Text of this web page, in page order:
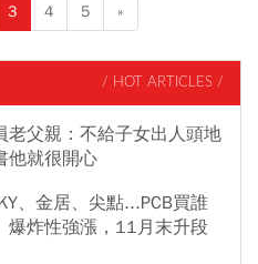
3 4 5 »
/ HOT ARTICLES /
老父親：不給子女出人頭地
他就很開心
、金居、尖點...PCB買誰
爆炸性強漲，11月末升段